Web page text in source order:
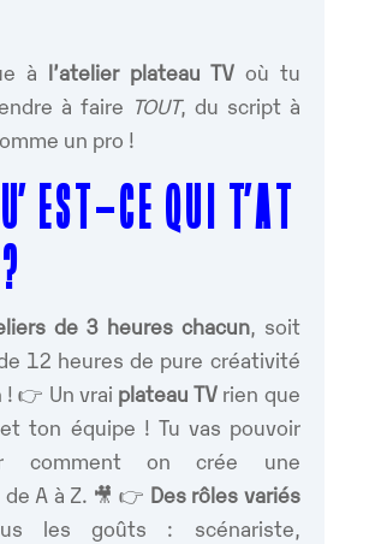
à l’atelier plateau TV où tu
à faire TOUT, du script à
un pro !
E S T – C E Q U I T’ A T
de 3 heures chacun, soit
12 heures de pure créativité
👉 Un vrai plateau TV rien que
ton équipe ! Tu vas pouvoir
comment on crée une
A à Z. 🎥 👉 Des rôles variés
les goûts : scénariste,